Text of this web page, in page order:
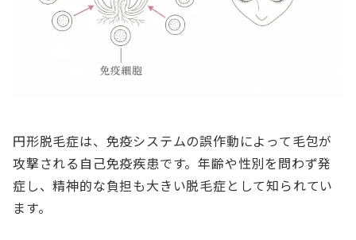
円形脱毛症は、免疫システムの誤作動によって毛包が
攻撃される自己免疫疾患です。年齢や性別を問わず発
症し、精神的な負担も大きい脱毛症として知られてい
ます。